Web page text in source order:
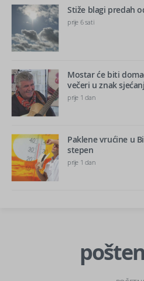
Stiže blagi predah
prije 6 sati
Mostar će biti
večeri u znak
prije 1 dan
Paklene vrućine u
stepen
prije 1 dan